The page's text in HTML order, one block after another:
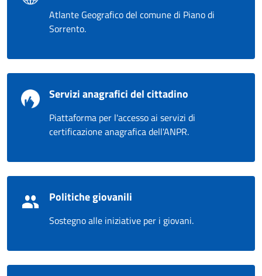
Atlante Geografico del comune di Piano di
Sorrento.
Servizi anagrafici del cittadino
Piattaforma per l'accesso ai servizi di
certificazione anagrafica dell'ANPR.
Politiche giovanili
Sostegno alle iniziative per i giovani.